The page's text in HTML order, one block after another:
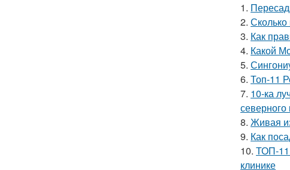
1.
2.
3. Как
4. Какой
5.
6. Топ-11
7. 10-ка
8. Живая
9. Как
10. ТОП-11
клинике